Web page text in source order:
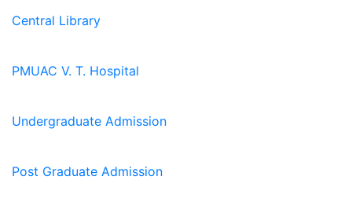
Central Library
PMUAC V. T. Hospital
Undergraduate Admission
Post Graduate Admission